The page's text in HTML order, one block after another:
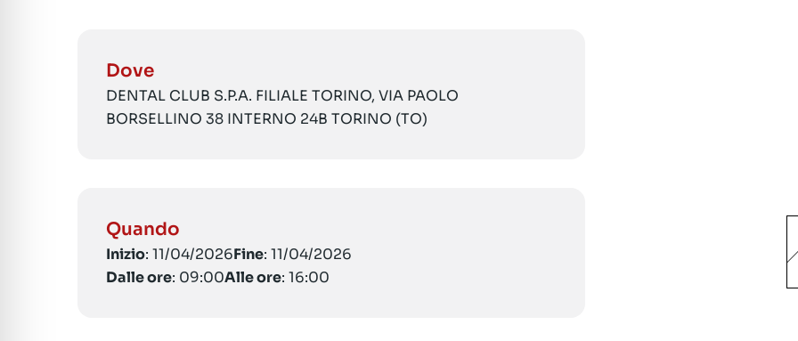
Dove
DENTAL CLUB S.P.A. FILIALE TORINO, VIA PAOLO
BORSELLINO 38 INTERNO 24B TORINO (TO)
Quando
Inizio: 11/04/2026Fine: 11/04/2026
Dalle ore: 09:00Alle ore: 16:00